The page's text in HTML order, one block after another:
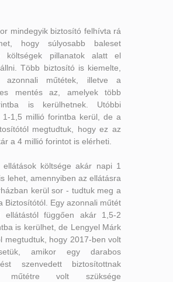
mindegyik biztosító felhívta rá
hogy súlyosabb baleset
költségek pillanatok alatt el
Több biztosító is kiemelte,
azonnali műtétek, illetve a
mentés az, amelyek több
is kerülhetnek. Utóbbi
1-1,5 millió forintba kerül, de a
megtudtuk, hogy ez az
a 4 millió forintot is elérheti.
ellátások költsége akár napi 1
lehet, amennyiben az ellátásra
kerül sor - tudtuk meg a
Biztosítótól. Egy azonnali műtét
ellátástól függően akár 1,5-2
is kerülhet, de Lengyel Márk
megtudtuk, hogy 2017-ben volt
amikor egy darabos
szenvedett biztosítottnak
műtétre volt szüksége